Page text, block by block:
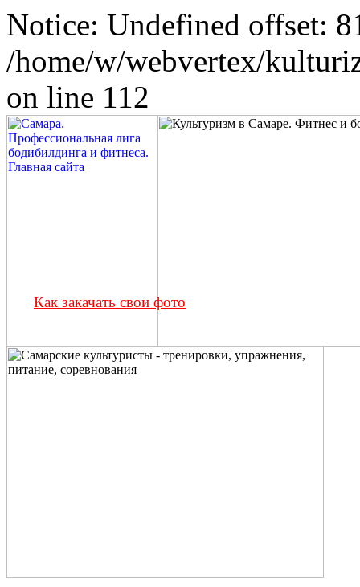
Notice: Undefined offset:
/home/w/webvertex/
on line 112
Как закачать свои фото